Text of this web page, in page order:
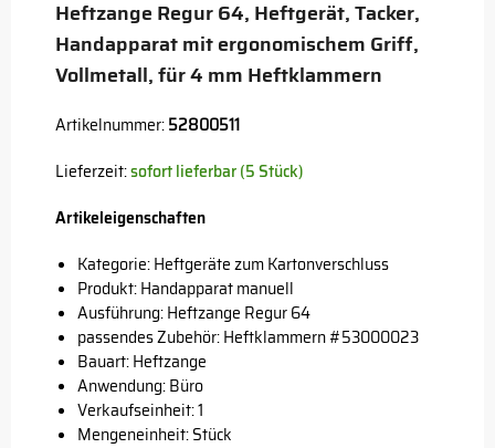
Heftzange Regur 64, Heftgerät, Tacker,
Handapparat mit ergonomischem Griff,
Vollmetall, für 4 mm Heftklammern
Artikelnummer:52800511
Lieferzeit:sofort lieferbar (5 Stück)
Artikeleigenschaften
Kategorie: Heftgeräte zum Kartonverschluss
Produkt: Handapparat manuell
Ausführung: Heftzange Regur 64
passendes Zubehör: Heftklammern #53000023
Bauart: Heftzange
Anwendung: Büro
Verkaufseinheit: 1
Mengeneinheit: Stück